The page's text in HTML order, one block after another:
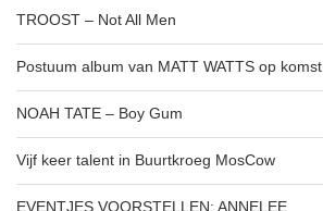
TROOST – Not All Men
Postuum album van MATT WATTS op komst
NOAH TATE – Boy Gum
Vijf keer talent in Buurtkroeg MosCow
EVENTJES VOORSTELLEN: ANNELEE